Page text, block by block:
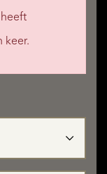
keer.